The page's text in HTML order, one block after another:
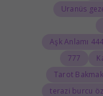
Uranüs
444 Aşk Anlamı
777
Tarot Bakmak
terazi burcu